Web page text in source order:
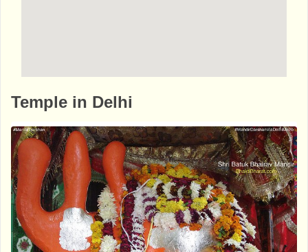
v-hanuman-mandir-hasanpur-depot
Temple in Delhi